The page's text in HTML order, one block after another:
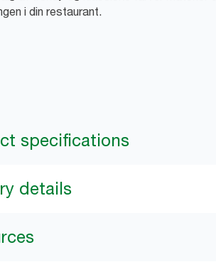
i din restaurant.
specifications
details